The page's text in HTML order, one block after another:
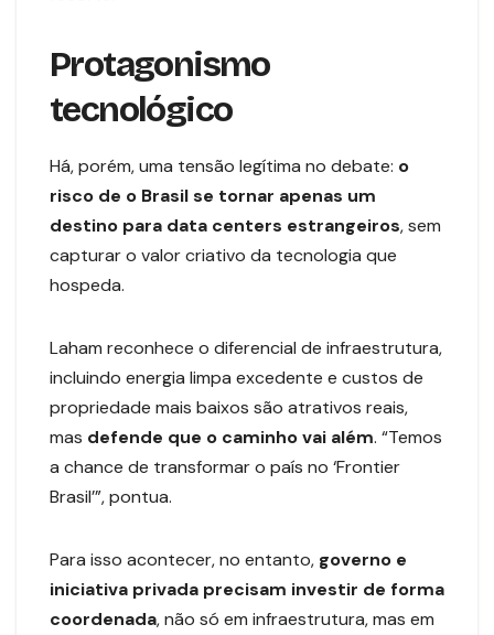
Protagonismo
tecnológico
Há, porém, uma tensão legítima no debate: o
risco de o Brasil se tornar apenas um
destino para data centers estrangeiros, sem
capturar o valor criativo da tecnologia que
hospeda.
Laham reconhece o diferencial de infraestrutura,
incluindo energia limpa excedente e custos de
propriedade mais baixos são atrativos reais,
mas defende que o caminho vai além. “Temos
a chance de transformar o país no ‘Frontier
Brasil’”, pontua.
Para isso acontecer, no entanto, governo e
iniciativa privada precisam investir de forma
coordenada, não só em infraestrutura, mas em